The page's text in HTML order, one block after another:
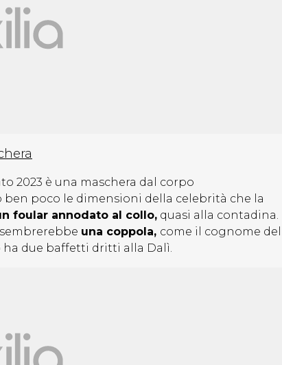
2023 è una maschera dal corpo
poco le dimensioni della celebrità che la
foular annodato al collo, quasi alla contadina.
una coppola, come il cognome del
ha due baffetti dritti alla Dalì.